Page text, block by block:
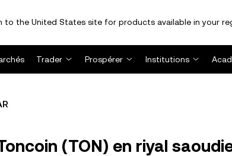
to the United States site for products available in your
Trader Prospérer Institutions
(TON) en riyal